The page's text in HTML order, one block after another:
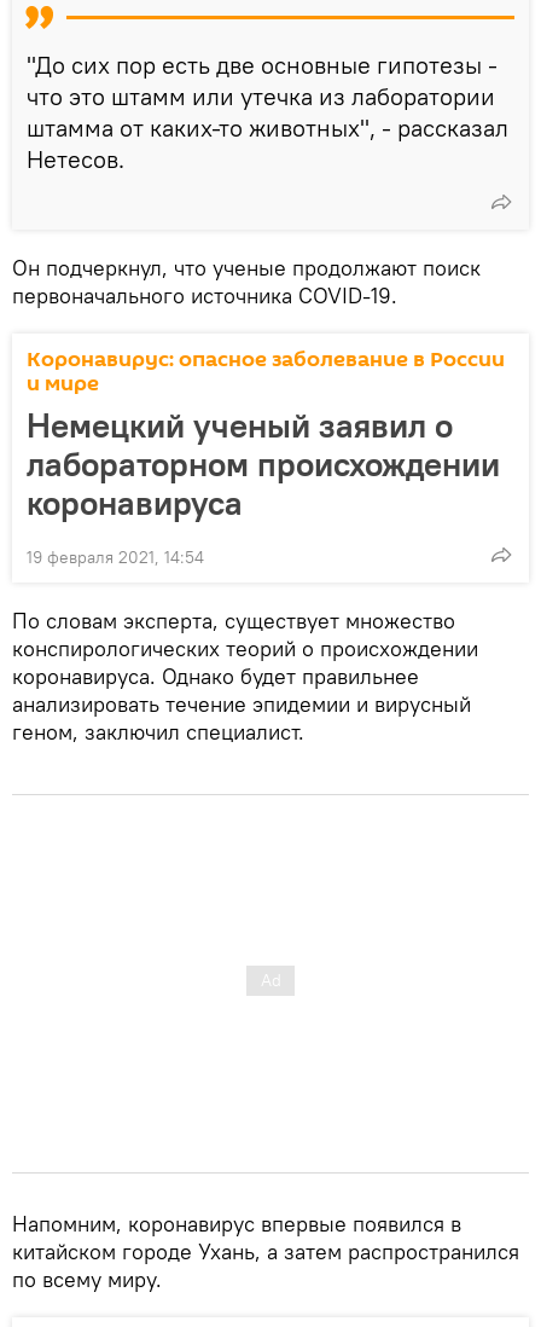
"До сих пор есть две основные гипотезы -
что это штамм или утечка из лаборатории
штамма от каких-то животных", - рассказал
Нетесов.
Он подчеркнул, что ученые продолжают поиск
первоначального источника COVID-19.
Коронавирус: опасное заболевание в России
и мире
Немецкий ученый заявил о
лабораторном происхождении
коронавируса
19 февраля 2021, 14:54
По словам эксперта, существует множество
конспирологических теорий о происхождении
коронавируса. Однако будет правильнее
анализировать течение эпидемии и вирусный
геном, заключил специалист.
Напомним, коронавирус впервые появился в
китайском городе Ухань, а затем распространился
по всему миру.